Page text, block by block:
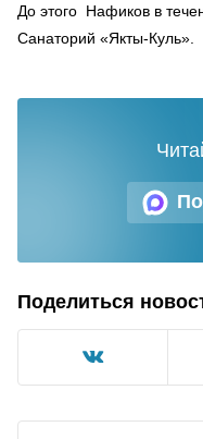
До этого Нафиков в
Санаторий «Якты-Куль».
Поделиться